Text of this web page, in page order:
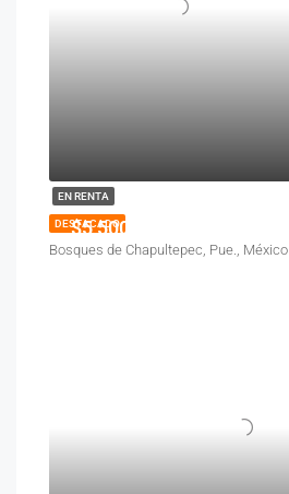
EN RENTA
DESTACADO
$5,500
Bosques de Chapultepec, Pue., México